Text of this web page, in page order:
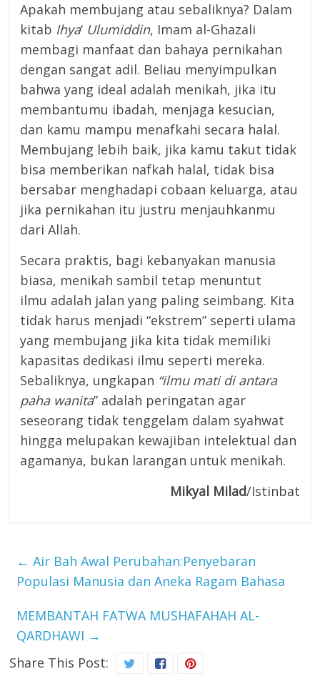
Apakah membujang atau sebaliknya? Dalam
kitab Ihya‘ Ulumiddin, Imam al-Ghazali
membagi manfaat dan bahaya pernikahan
dengan sangat adil. Beliau menyimpulkan
bahwa yang ideal adalah menikah, jika itu
membantumu ibadah, menjaga kesucian,
dan kamu mampu menafkahi secara halal.
Membujang lebih baik, jika kamu takut tidak
bisa memberikan nafkah halal, tidak bisa
bersabar menghadapi cobaan keluarga, atau
jika pernikahan itu justru menjauhkanmu
dari Allah.
Secara praktis, bagi kebanyakan manusia
biasa, menikah sambil tetap menuntut
ilmu adalah jalan yang paling seimbang. Kita
tidak harus menjadi “ekstrem” seperti ulama
yang membujang jika kita tidak memiliki
kapasitas dedikasi ilmu seperti mereka.
Sebaliknya, ungkapan “ilmu mati di antara
paha wanita” adalah peringatan agar
seseorang tidak tenggelam dalam syahwat
hingga melupakan kewajiban intelektual dan
agamanya, bukan larangan untuk menikah.
Mikyal Milad/Istinbat
← Air Bah Awal Perubahan:Penyebaran
Populasi Manusia dan Aneka Ragam Bahasa
MEMBANTAH FATWA MUSHAFAHAH AL-
QARDHAWI →
Share This Post: